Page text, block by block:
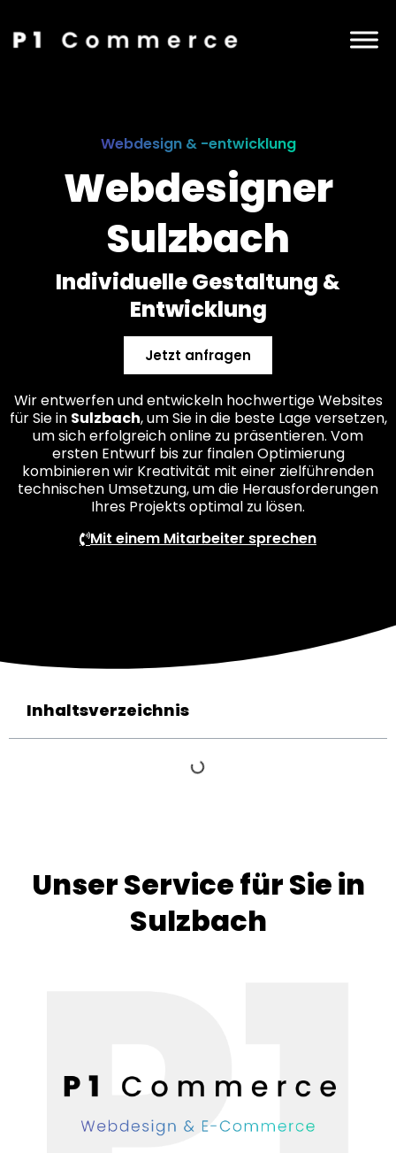
Webdesign & -entwicklung
Webdesigner
Sulzbach
Individuelle Gestaltung &
Entwicklung
Jetzt anfragen
Wir entwerfen und entwickeln hochwertige Websites
für Sie in Sulzbach, um Sie in die beste Lage versetzen,
um sich erfolgreich online zu präsentieren. Vom
ersten Entwurf bis zur finalen Optimierung
kombinieren wir Kreativität mit einer zielführenden
technischen Umsetzung, um die Herausforderungen
Ihres Projekts optimal zu lösen.
Mit einem Mitarbeiter sprechen
Inhaltsverzeichnis
Unser Service für Sie in
Sulzbach